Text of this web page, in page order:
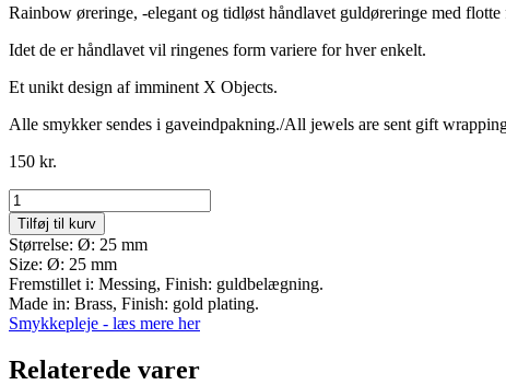
Rainbow øreringe, -elegant og tidløst håndlavet guldøreringe med flotte
Idet de er håndlavet vil ringenes form variere for hver enkelt.
Et unikt design af imminent X Objects.
Alle smykker sendes i gaveindpakning./All jewels are sent gift
150 kr.
Object
No
63
antal
Tilføj til kurv
Størrelse: Ø: 25 mm
Size: Ø: 25 mm
Fremstillet i: Messing, Finish: guldbelægning.
Made in: Brass, Finish: gold plating.
Smykkepleje - læs mere her
Relaterede varer